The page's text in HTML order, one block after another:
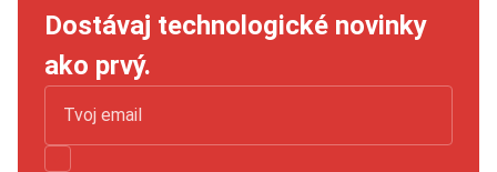
Dostávaj technologické novinky
ako prvý.